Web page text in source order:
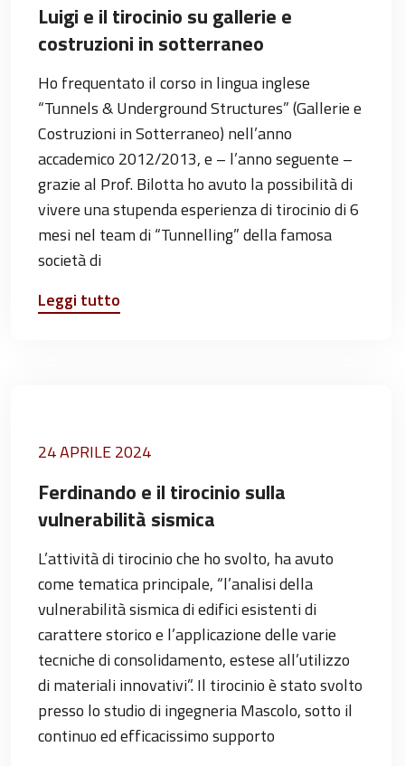
Luigi e il tirocinio su gallerie e
costruzioni in sotterraneo
Ho frequentato il corso in lingua inglese
“Tunnels & Underground Structures” (Gallerie e
Costruzioni in Sotterraneo) nell’anno
accademico 2012/2013, e – l’anno seguente –
grazie al Prof. Bilotta ho avuto la possibilità di
vivere una stupenda esperienza di tirocinio di 6
mesi nel team di “Tunnelling” della famosa
società di
Leggi tutto
24 APRILE 2024
Ferdinando e il tirocinio sulla
vulnerabilità sismica
L’attività di tirocinio che ho svolto, ha avuto
come tematica principale, “l’analisi della
vulnerabilità sismica di edifici esistenti di
carattere storico e l’applicazione delle varie
tecniche di consolidamento, estese all’utilizzo
di materiali innovativi”. Il tirocinio è stato svolto
presso lo studio di ingegneria Mascolo, sotto il
continuo ed efficacissimo supporto